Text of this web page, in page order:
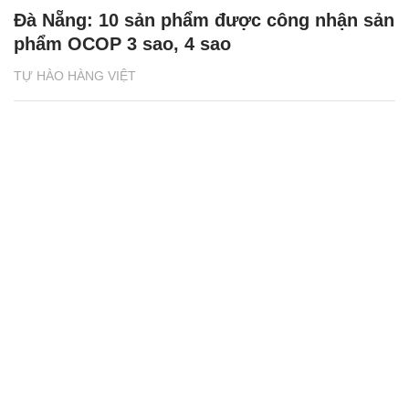
TỰ HÀO HÀNG VIỆT
Đà Nẵng: 10 sản phẩm được công nhận sản
phẩm OCOP 3 sao, 4 sao